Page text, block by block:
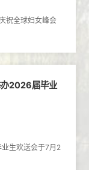
祝全球妇女峰会
2026届毕业
生欢送会于7月2